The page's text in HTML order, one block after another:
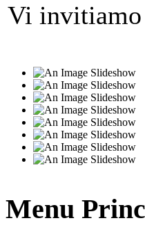
Vi
Menu